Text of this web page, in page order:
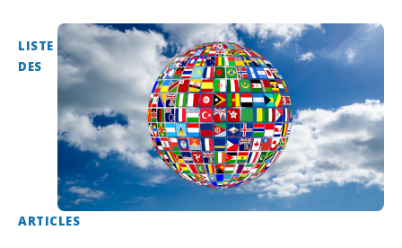
LISTE
DES
ARTICLES